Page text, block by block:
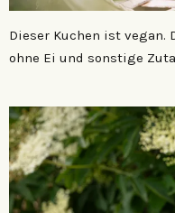
Dieser Kuchen ist vegan.
ohne Ei und sonstige